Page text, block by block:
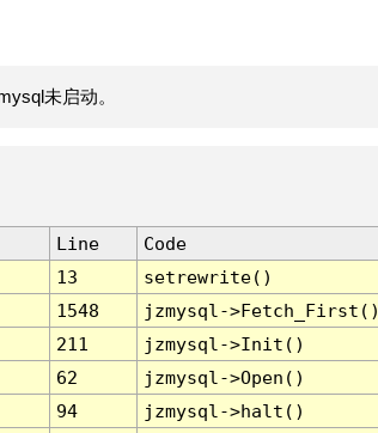
未启动。
Line
Code
13
setrewrite()
1548
jzmysql-
211
jzmysql->Init()
62
jzmysql->Open()
94
jzmysql->halt()